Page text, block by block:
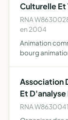
Culturelle Et
RNA
en 2004
Animation
bourg
la…
Association
Et
RNA